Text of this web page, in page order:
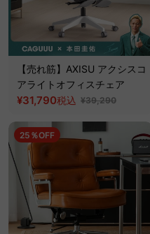
【売れ筋】AXISU アクシスコ
アライトオフィスチェア
¥31,790税込 ¥39,290
25％OFF